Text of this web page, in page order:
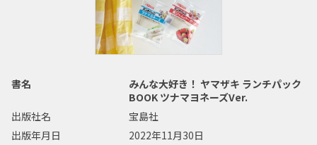
書名
みんな大好き！ ヤマザキ ランチパック
BOOK ツナマヨネーズVer.
出版社名
宝島社
出版年月日
2022年11月30日